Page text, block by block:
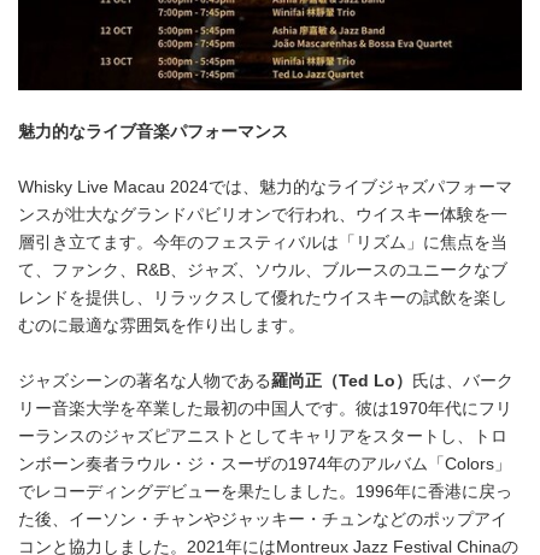
魅力的なライブ音楽パフォーマンス
Whisky Live Macau 2024では、魅力的なライブジャズパフォーマ
ンスが壮大なグランドパビリオンで行われ、ウイスキー体験を一
層引き立てます。今年のフェスティバルは「リズム」に焦点を当
て、ファンク、R&B、ジャズ、ソウル、ブルースのユニークなブ
レンドを提供し、リラックスして優れたウイスキーの試飲を楽し
むのに最適な雰囲気を作り出します。
ジャズシーンの著名な人物である羅尚正（Ted Lo ） 氏は、バーク
リー音楽大学を卒業した最初の中国人です。彼は1970年代にフリ
ーランスのジャズピアニストとしてキャリアをスタートし、トロ
ンボーン奏者ラウル・ジ・スーザの1974年のアルバム「Colors」
でレコーディングデビューを果たしました。1996年に香港に戻っ
た後、イーソン・チャンやジャッキー・チュンなどのポップアイ
コンと協力しました。2021年にはMontreux Jazz Festival Chinaの